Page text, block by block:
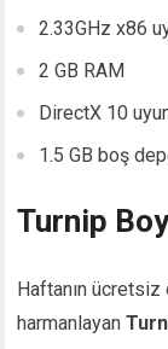
2.33GHz x86
2 GB RAM
DirectX 10
1.5 GB boş
Turnip
Haftanın
harmanlayan